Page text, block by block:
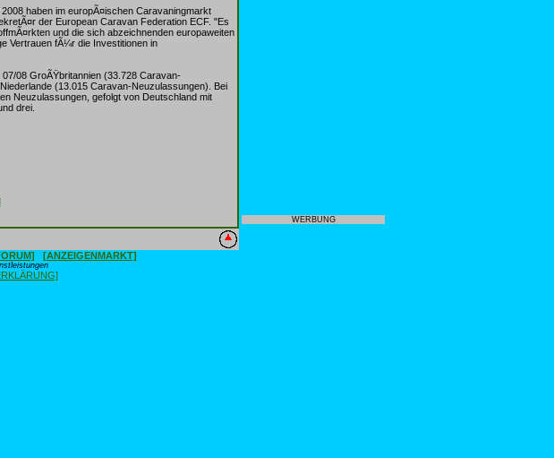
haben im europÃ¤ischen Caravaningmarkt
der European Caravan Federation ECF. "Es
und die sich abzeichnenden europaweiten
Vertrauen fÃ¼r die Investitionen in
08 GroÃŸbritannien (33.728 Caravan-
(13.015 Caravan-Neuzulassungen). Bei
Neuzulassungen, gefolgt von Deutschland mit
drei.
[ANZEIGENMARKT]
WERBUNG